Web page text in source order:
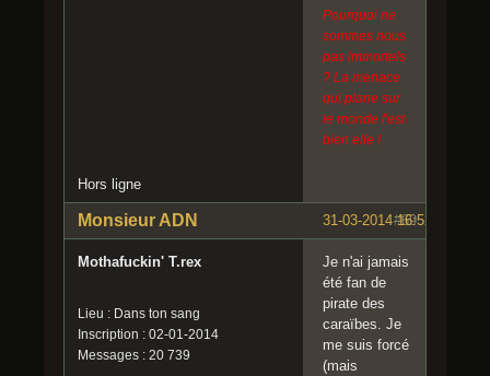
Pourquoi ne
sommes nous
pas immortels
? La menace
qui plane sur
le monde l'est
bien elle !
Hors ligne
#69
31-03-2014 16:52:32
Monsieur ADN
Mothafuckin' T.rex
Lieu : Dans ton sang
Inscription : 02-01-2014
Messages : 20 739
Je n'ai jamais
été fan de
pirate des
caraïbes. Je
me suis forcé
(mais